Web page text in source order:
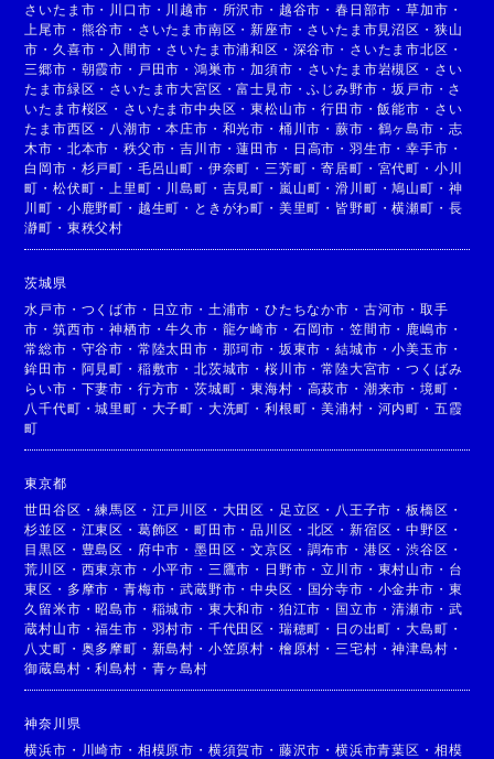
さいたま市 ・ 川口市 ・ 川越市 ・ 所沢市 ・ 越谷市 ・春日部市 ・草加市 ・
上尾市 ・ 熊谷市 ・ さいたま市南区 ・新座市 ・ さいたま市見沼区 ・ 狭山
市 ・ 久喜市 ・ 入間市 ・ さいたま市浦和区 ・ 深谷市 ・ さいたま市北区 ・
三郷市 ・ 朝霞市 ・ 戸田市 ・鴻巣市 ・加須市 ・ さいたま市岩槻区 ・ さい
たま市緑区 ・ さいたま市大宮区 ・富士見市 ・ふじみ野市 ・坂戸市 ・ さ
いたま市桜区 ・ さいたま市中央区 ・東松山市 ・行田市 ・飯能市 ・ さい
たま市西区 ・ 八潮市 ・本庄市 ・ 和光市 ・ 桶川市 ・蕨市 ・ 鶴ヶ島市 ・ 志
木市 ・ 北本市 ・秩父市 ・吉川市 ・蓮田市 ・ 日高市 ・ 羽生市 ・幸手市 ・
白岡市 ・ 杉戸町 ・ 毛呂山町 ・ 伊奈町 ・ 三芳町 ・寄居町 ・ 宮代町 ・ 小川
町 ・松伏町 ・ 上里町 ・ 川島町 ・ 吉見町 ・ 嵐山町 ・滑川町 ・鳩山町 ・ 神
川町 ・ 小鹿野町 ・ 越生町 ・ ときがわ町 ・ 美里町 ・ 皆野町 ・横瀬町 ・ 長
瀞町 ・ 東秩父村
茨城県
水戸市 ・ つくば市 ・ 日立市 ・ 土浦市 ・ひたちなか市 ・ 古河市 ・ 取手
市 ・筑西市 ・神栖市 ・牛久市 ・ 龍ケ崎市 ・ 石岡市 ・ 笠間市 ・ 鹿嶋市 ・
常総市 ・ 守谷市 ・ 常陸太田市 ・ 那珂市 ・ 坂東市 ・結城市 ・小美玉市 ・
鉾田市 ・ 阿見町 ・ 稲敷市 ・北茨城市 ・桜川市 ・常陸大宮市 ・つくばみ
らい市 ・ 下妻市 ・ 行方市 ・茨城町 ・東海村 ・ 高萩市 ・ 潮来市 ・ 境町 ・
八千代町 ・城里町 ・ 大子町 ・ 大洗町 ・利根町 ・美浦村 ・ 河内町 ・ 五霞
町
東京都
世田谷区 ・練馬区 ・ 江戸川区 ・ 大田区 ・ 足立区 ・ 八王子市 ・板橋区 ・
杉並区 ・ 江東区 ・ 葛飾区 ・町田市 ・品川区 ・ 北区 ・ 新宿区 ・中野区 ・
目黒区 ・ 豊島区 ・ 府中市 ・墨田区 ・文京区 ・ 調布市 ・ 港区 ・渋谷区 ・
荒川区 ・ 西東京市 ・ 小平市 ・ 三鷹市 ・ 日野市 ・立川市 ・ 東村山市 ・ 台
東区 ・ 多摩市 ・青梅市 ・武蔵野市 ・中央区 ・ 国分寺市 ・ 小金井市 ・ 東
久留米市 ・昭島市 ・ 稲城市 ・ 東大和市 ・ 狛江市 ・ 国立市 ・清瀬市 ・ 武
蔵村山市 ・福生市 ・ 羽村市 ・ 千代田区 ・ 瑞穂町 ・ 日の出町 ・大島町 ・
八丈町 ・ 奥多摩町 ・ 新島村 ・ 小笠原村 ・ 檜原村 ・ 三宅村 ・神津島村 ・
御蔵島村 ・利島村 ・ 青ヶ島村
神奈川県
横浜市 ・ 川崎市 ・ 相模原市 ・ 横須賀市 ・ 藤沢市 ・横浜市青葉区 ・ 相模